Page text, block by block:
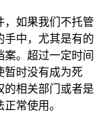
，如果我们不托管
手中，尤其是有的
案。超过一定时间
暂时没有成为死
的相关部门或者是
常使用。